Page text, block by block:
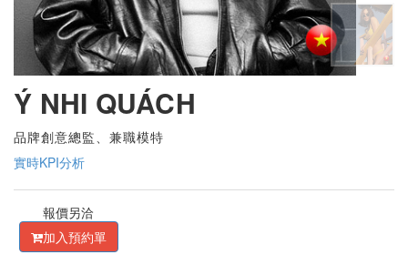
Ý NHI QUÁCH
品牌創意總監、兼職模特
實時KPI分析
報價另洽
加入預約單